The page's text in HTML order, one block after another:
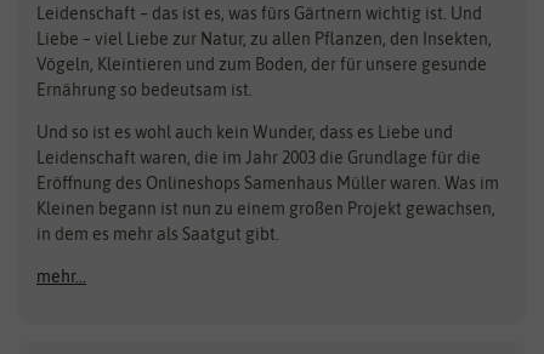
Obstsamen
Pilzbrut
Rasensamen
Steckzwiebeln
Zimmer & Kübelpflanzen
Kataloge
Schnäppchen
Anzucht & Gartenzubehör
Anzuchtschalen
Bingenheimer Saatgut
Bionana
BIOWOL
Blumicorn
Bûten Birds
Dürr-Samen
Feldsaaten Freudenberger
Fertil
Flora Elite
Leidenschaft – das ist es, was fürs Gärtnern wichtig ist. Und
Liebe – viel Liebe zur Natur, zu allen Pflanzen, den Insekten,
Vögeln, Kleintieren und zum Boden, der für unsere gesunde
Ernährung so bedeutsam ist.
Und so ist es wohl auch kein Wunder, dass es Liebe und
Leidenschaft waren, die im Jahr 2003 die Grundlage für die
Eröffnung des Onlineshops Samenhaus Müller waren. Was im
Kleinen begann ist nun zu einem großen Projekt gewachsen,
in dem es mehr als Saatgut gibt.
mehr...